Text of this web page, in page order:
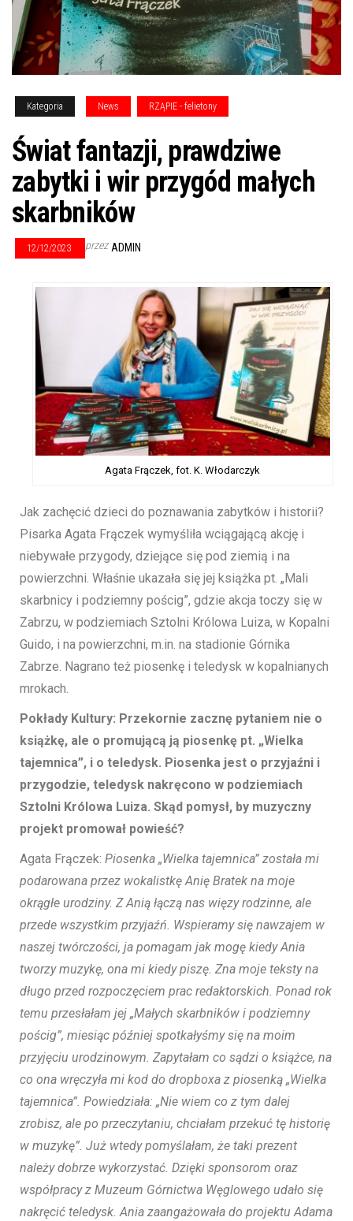
Kategoria News RZĄPIE - felietony
Świat fantazji, prawdziwe
zabytki i wir przygód małych
skarbników
12/12/2023 przez ADMIN
Agata Frączek, fot. K. Włodarczyk
Jak zachęcić dzieci do poznawania zabytków i historii?
Pisarka Agata Frączek wymyśliła wciągającą akcję i
niebywałe przygody, dziejące się pod ziemią i na
powierzchni. Właśnie ukazała się jej książka pt. „Mali
skarbnicy i podziemny pościg”, gdzie akcja toczy się w
Zabrzu, w podziemiach Sztolni Królowa Luiza, w Kopalni
Guido, i na powierzchni, m.in. na stadionie Górnika
Zabrze. Nagrano też piosenkę i teledysk w kopalnianych
mrokach.
Pokłady Kultury: Przekornie zacznę pytaniem nie o
książkę, ale o promującą ją piosenkę pt. „Wielka
tajemnica”, i o teledysk. Piosenka jest o przyjaźni i
przygodzie, teledysk nakręcono w podziemiach
Sztolni Królowa Luiza. Skąd pomysł, by muzyczny
projekt promował powieść?
Agata Frączek: Piosenka „Wielka tajemnica” została mi
podarowana przez wokalistkę Anię Bratek na moje
okrągłe urodziny. Z Anią łączą nas więzy rodzinne, ale
przede wszystkim przyjaźń. Wspieramy się nawzajem w
naszej twórczości, ja pomagam jak mogę kiedy Ania
tworzy muzykę, ona mi kiedy piszę. Zna moje teksty na
długo przed rozpoczęciem prac redaktorskich. Ponad rok
temu przesłałam jej „Małych skarbników i podziemny
pościg”, miesiąc później spotkałyśmy się na moim
przyjęciu urodzinowym. Zapytałam co sądzi o książce, na
co ona wręczyła mi kod do dropboxa z piosenką „Wielka
tajemnica”. Powiedziała: „Nie wiem co z tym dalej
zrobisz, ale po przeczytaniu, chciałam przekuć tę historię
w muzykę”. Już wtedy pomyślałam, że taki prezent
należy dobrze wykorzystać. Dzięki sponsorom oraz
współpracy z Muzeum Górnictwa Węglowego udało się
nakręcić teledysk. Ania zaangażowała do projektu Adama